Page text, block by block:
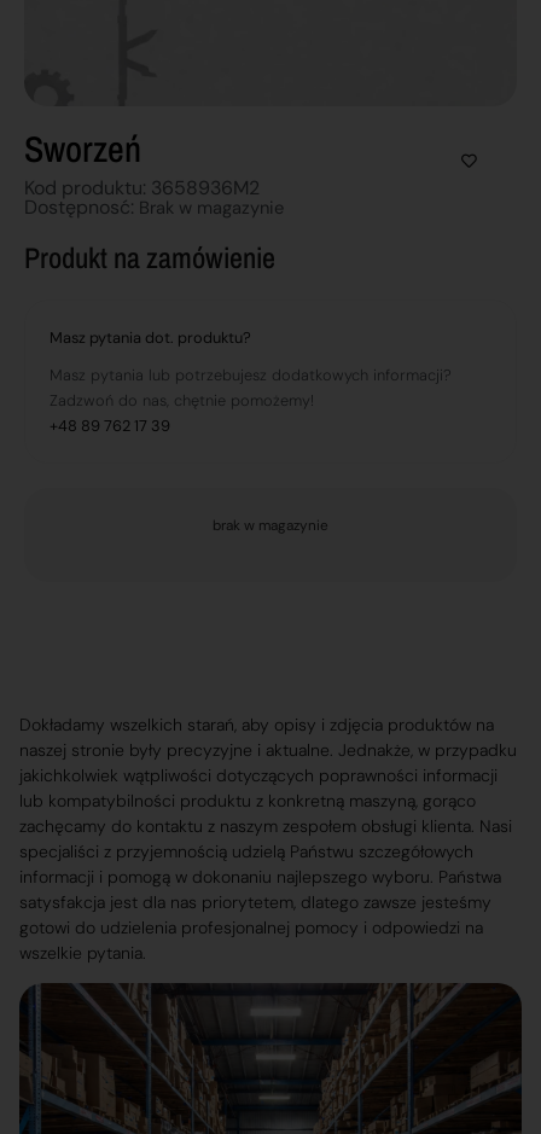
Sworzeń
Kod produktu: 3658936M2
Dostępnosć: Brak w magazynie
Produkt na zamówienie
Masz pytania dot. produktu?
Masz pytania lub potrzebujesz dodatkowych informacji?
Zadzwoń do nas, chętnie pomożemy!
+48 89 762 17 39
brak w magazynie
Dokładamy wszelkich starań, aby opisy i zdjęcia produktów na
naszej stronie były precyzyjne i aktualne. Jednakże, w przypadku
jakichkolwiek wątpliwości dotyczących poprawności informacji
lub kompatybilności produktu z konkretną maszyną, gorąco
zachęcamy do kontaktu z naszym zespołem obsługi klienta. Nasi
specjaliści z przyjemnością udzielą Państwu szczegółowych
informacji i pomogą w dokonaniu najlepszego wyboru. Państwa
satysfakcja jest dla nas priorytetem, dlatego zawsze jesteśmy
gotowi do udzielenia profesjonalnej pomocy i odpowiedzi na
wszelkie pytania.